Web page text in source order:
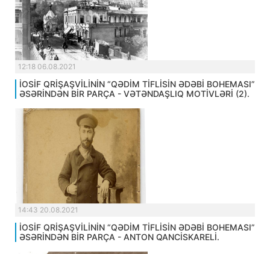
12:18 06.08.2021
İOSİF QRİŞAŞVİLİNİN “QƏDİM TİFLİSİN ƏDƏBİ BOHEMASI”
ƏSƏRİNDƏN BİR PARÇA - VƏTƏNDAŞLIQ MOTİVLƏRİ (2).
14:43 20.08.2021
İOSİF QRİŞAŞVİLİNİN “QƏDİM TİFLİSİN ƏDƏBİ BOHEMASI”
ƏSƏRİNDƏN BİR PARÇA - ANTON QANCİSKARELİ.